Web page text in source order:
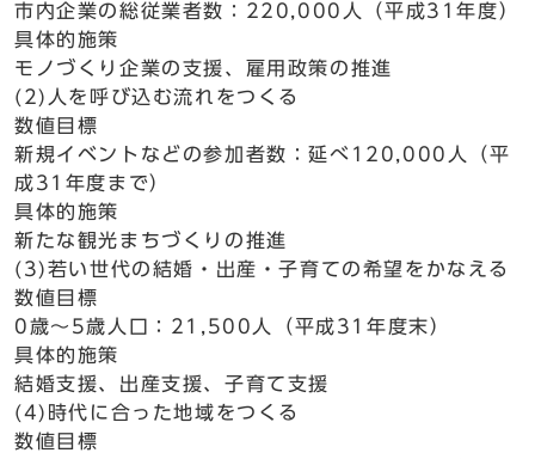
市内企業の総従業者数：220,000人（平成31年度）
具体的施策
モノづくり企業の支援、雇用政策の推進
(2)人を呼び込む流れをつくる
数値目標
新規イベントなどの参加者数：延べ120,000人（平
成31年度まで）
具体的施策
新たな観光まちづくりの推進
(3)若い世代の結婚・出産・子育ての希望をかなえる
数値目標
0歳～5歳人口：21,500人（平成31年度末）
具体的施策
結婚支援、出産支援、子育て支援
(4)時代に合った地域をつくる
数値目標